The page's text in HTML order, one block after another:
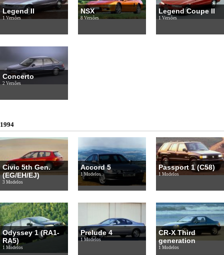
Legend II
1 Versões
NSX
8 Versões
Legend Coupe II
1 Versões
Concerto
2 Versões
1994
Civic 5th Gen.
(EG/EH/EJ)
3 Modelos
Accord 5
1 Modelos
Passport 1 (C58)
1 Modelos
Odyssey 1 (RA1-
RA5)
1 Modelos
Prelude 4
1 Modelos
CR-X Third
generation
1 Modelos